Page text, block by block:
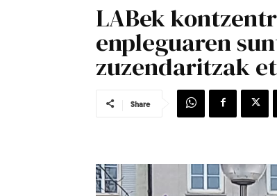
LABek
enpleguaren
zuzendaritzak
Share